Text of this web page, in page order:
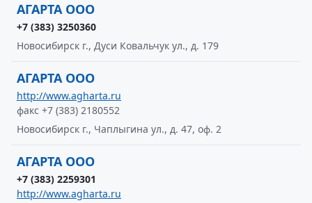
АГАРТА ООО
+7 (383) 3250360
Новосибирск г., Дуси Ковальчук ул., д. 179
АГАРТА ООО
http://www.agharta.ru
факс +7 (383) 2180552
Новосибирск г., Чаплыгина ул., д. 47, оф. 2
АГАРТА ООО
+7 (383) 2259301
http://www.agharta.ru